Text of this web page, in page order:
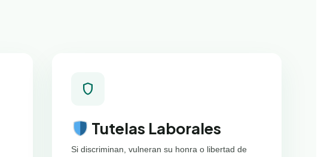
shield
Tutelas Laborales
Si discriminan, vulneran su honra o libertad de